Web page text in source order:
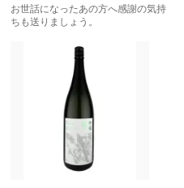
お世話になったあの方へ感謝の気持
ちも送りましょう。